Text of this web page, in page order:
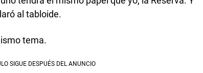
al tabloide.
tema.